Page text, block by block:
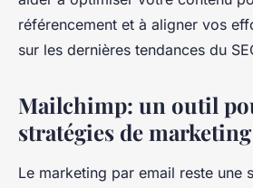
référencement et à aligner vos
sur les dernières tendances du
Mailchimp: un outil
stratégies de
Le marketing par email reste une